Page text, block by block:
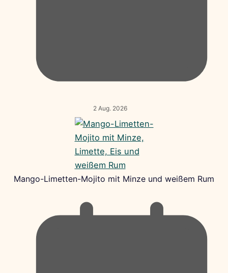
2 Aug. 2026
Mango-Limetten-Mojito mit Minze und weißem Rum